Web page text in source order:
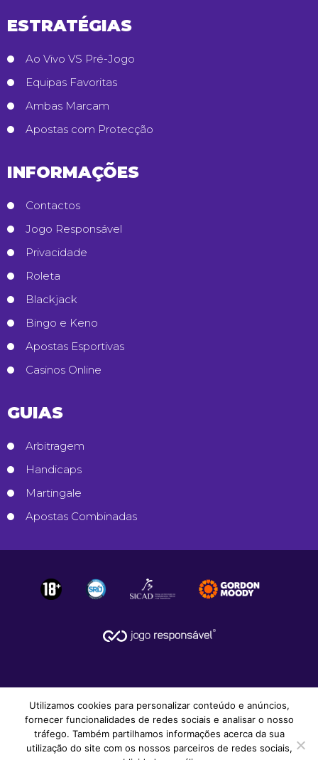
ESTRATÉGIAS
Ao Vivo VS Pré-Jogo
Equipas Favoritas
Ambas Marcam
Apostas com Protecção
INFORMAÇÕES
Contactos
Jogo Responsável
Privacidade
Roleta
Blackjack
Bingo e Keno
Apostas Esportivas
Casinos Online
GUIAS
Arbitragem
Handicaps
Martingale
Apostas Combinadas
© 2008-2026Apostas Desportivas.
Utilizamos cookies para personalizar conteúdo e anúncios,
fornecer funcionalidades de redes sociais e analisar o nosso
tráfego. Também partilhamos informações acerca da sua
utilização do site com os nossos parceiros de redes sociais,